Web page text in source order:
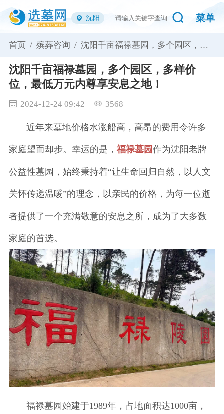
沈阳 菜单
首页 / 殡葬咨询 / 沈阳千亩福禄墓园，多个园区，多
地！
沈阳千亩福禄墓园，多个园区，多样价
位，最低万元内尊享安息之地！
2024-12-24 09:42 3568
近年来墓地价格水涨船高，高昂的费用令许多
家庭望而却步。幸运的是， 福禄墓园作为沈阳老牌
公益性墓园，始终秉持着“让生命回归自然，以人文
关怀传递温暖”的理念，以亲民的价格，为每一位逝
者提供了一个充满敬意的安息之所，成为了大多数
家庭的首选。
福禄墓园始建于1989年，占地面积达1000亩，